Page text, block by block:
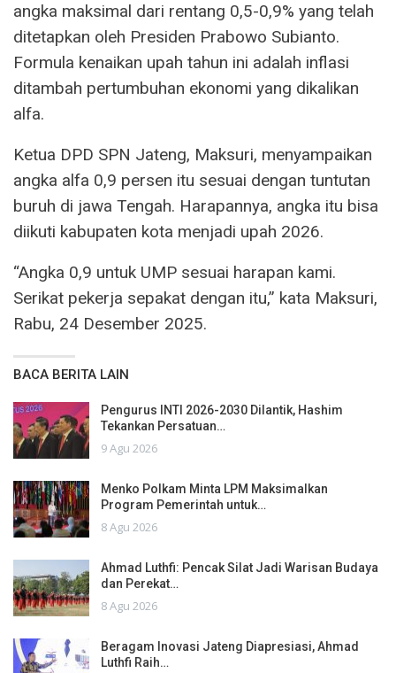
angka maksimal dari rentang 0,5-0,9% yang telah
ditetapkan oleh Presiden Prabowo Subianto.
Formula kenaikan upah tahun ini adalah inflasi
ditambah pertumbuhan ekonomi yang dikalikan
alfa.
Ketua DPD SPN Jateng, Maksuri, menyampaikan
angka alfa 0,9 persen itu sesuai dengan tuntutan
buruh di jawa Tengah. Harapannya, angka itu bisa
diikuti kabupaten kota menjadi upah 2026.
“Angka 0,9 untuk UMP sesuai harapan kami.
Serikat pekerja sepakat dengan itu,” kata Maksuri,
Rabu, 24 Desember 2025.
BACA BERITA LAIN
Pengurus INTI 2026-2030 Dilantik, Hashim
Tekankan Persatuan…
9 Agu 2026
Menko Polkam Minta LPM Maksimalkan
Program Pemerintah untuk…
8 Agu 2026
Ahmad Luthfi: Pencak Silat Jadi Warisan Budaya
dan Perekat…
8 Agu 2026
Beragam Inovasi Jateng Diapresiasi, Ahmad
Luthfi Raih…